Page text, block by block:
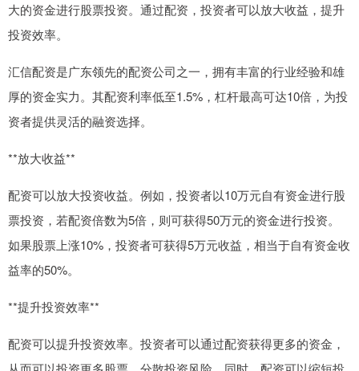
大的资金进行股票投资。通过配资，投资者可以放大收益，提升
投资效率。
汇信配资是广东领先的配资公司之一，拥有丰富的行业经验和雄
厚的资金实力。其配资利率低至1.5%，杠杆最高可达10倍，为投
资者提供灵活的融资选择。
**放大收益**
配资可以放大投资收益。例如，投资者以10万元自有资金进行股
票投资，若配资倍数为5倍，则可获得50万元的资金进行投资。
如果股票上涨10%，投资者可获得5万元收益，相当于自有资金收
益率的50%。
**提升投资效率**
配资可以提升投资效率。投资者可以通过配资获得更多的资金，